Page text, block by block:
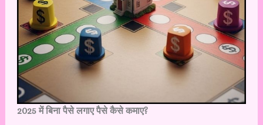
2025 में बिना पैसे लगाए पैसे कैसे कमाए?